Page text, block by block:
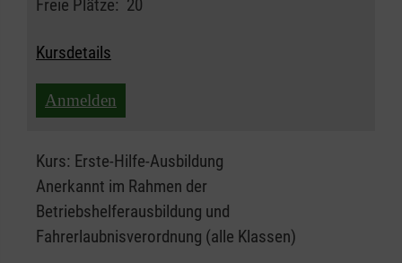
Freie Plätze: 20
Kursdetails
Anmelden
Kurs: Erste-Hilfe-Ausbildung
Anerkannt im Rahmen der
Betriebshelferausbildung und
Fahrerlaubnisverordnung (alle Klassen)